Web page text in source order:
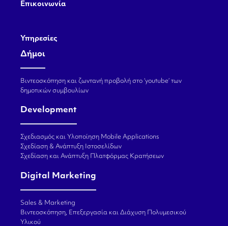
Επικοινωνία
Υπηρεσίες
Δήμοι
Βιντεοσκόπηση και ζωντανή προβολή στο ‘youtube’ των
δημοτικών συμβουλίων
Development
Σχεδιασμός και Υλοποίηση Mobile Applications
Σχεδίαση & Ανάπτυξη Ιστοσελίδων
Σχεδίαση και Ανάπτυξη Πλατφόρμας Κρατήσεων
Digital Marketing
Sales & Marketing
Βιντεοσκόπηση, Επεξεργασία και Διάχυση Πολυμεσικού
Υλικού